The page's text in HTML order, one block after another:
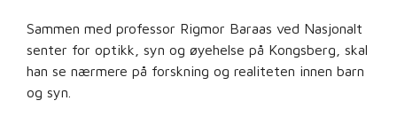
Sammen med professor Rigmor Baraas ved Nasjonalt
senter for optikk, syn og øyehelse på Kongsberg, skal
han se nærmere på forskning og realiteten innen barn
og syn.